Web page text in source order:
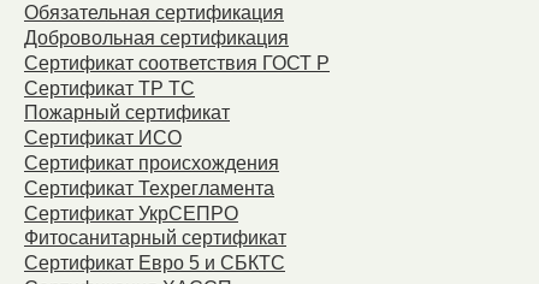
Обязательная сертификация
Добровольная сертификация
Сертификат соответствия ГОСТ Р
Сертификат ТР ТС
Пожарный сертификат
Сертификат ИСО
Сертификат происхождения
Сертификат Техрегламента
Сертификат УкрСЕПРО
Фитосанитарный сертификат
Сертификат Евро 5 и СБКТС